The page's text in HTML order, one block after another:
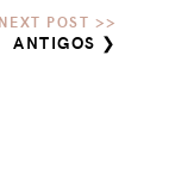
ANTIGOS ❯